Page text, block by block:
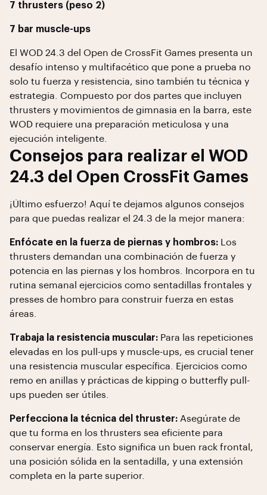
7 thrusters (peso 2)
7 bar muscle-ups
El WOD 24.3 del Open de CrossFit Games presenta un
desafío intenso y multifacético que pone a prueba no
solo tu fuerza y resistencia, sino también tu técnica y
estrategia. Compuesto por dos partes que incluyen
thrusters y movimientos de gimnasia en la barra, este
WOD requiere una preparación meticulosa y una
ejecución inteligente.
Consejos para realizar el WOD
24.3 del Open CrossFit Games
¡Último esfuerzo! Aquí te dejamos algunos consejos
para que puedas realizar el 24.3 de la mejor manera:
Enfócate en la fuerza de piernas y hombros: Los
thrusters demandan una combinación de fuerza y
potencia en las piernas y los hombros. Incorpora en tu
rutina semanal ejercicios como sentadillas frontales y
presses de hombro para construir fuerza en estas
áreas.
Trabaja la resistencia muscular: Para las repeticiones
elevadas en los pull-ups y muscle-ups, es crucial tener
una resistencia muscular específica. Ejercicios como
remo en anillas y prácticas de kipping o butterfly pull-
ups pueden ser útiles.
Perfecciona la técnica del thruster: Asegúrate de
que tu forma en los thrusters sea eficiente para
conservar energía. Esto significa un buen rack frontal,
una posición sólida en la sentadilla, y una extensión
completa en la parte superior.